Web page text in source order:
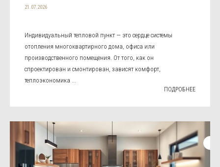
21.07.2026
Индивидуальный тепловой пункт — это сердце системы
отопления многоквартирного дома, офиса или
производственного помещения. От того, как он
спроектирован и смонтирован, зависят комфорт,
теплоэкономика ...
ПОДРОБНЕЕ